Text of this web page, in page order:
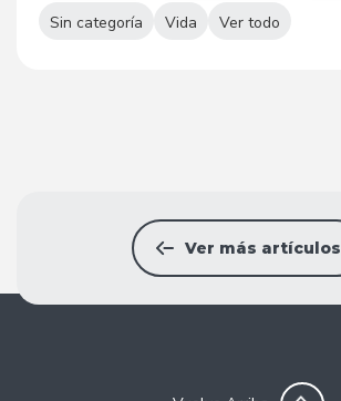
Sin categoría
Vida Ver todo
Ver más artículos